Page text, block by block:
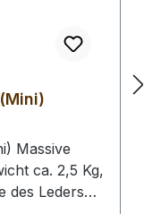
Massive
ca. 2,5 Kg,
des Leders